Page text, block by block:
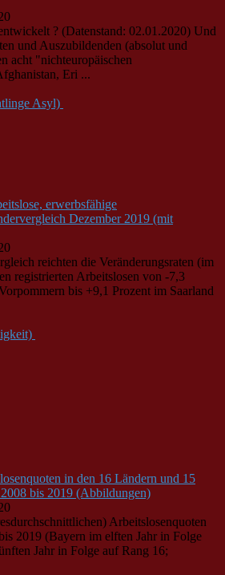
? (Datenstand: 02.01.2020) Und
und Auszubildenden (absolut und
acht "nichteuropäischen
Eri ...
Asyl)
erwerbsfähige
Dezember 2019 (mit
reichten die Veränderungsraten (im
registrierten Arbeitslosen von -7,3
bis +9,1 Prozent im Saarland
in den 16 Ländern und 15
bis 2019 (Abbildungen)
Arbeitslosenquoten
2019 (Bayern im elften Jahr in Folge
Jahr in Folge auf Rang 16;